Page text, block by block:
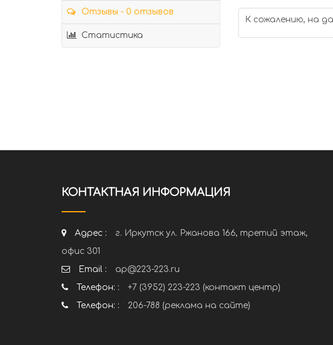
Отзывы - 0 отзывов
Статистика
К сожалению, на
КОНТАКТНАЯ ИНФОРМАЦИЯ
Адрес :
г. Иркутск ул. Ржанова 166, третий этаж,
офис 301
Email :
ap@223-223.ru
Телефон: :
+7 (3952) 223-223 (контакт центр)
Телефон: :
206-788 (реклама на сайте)